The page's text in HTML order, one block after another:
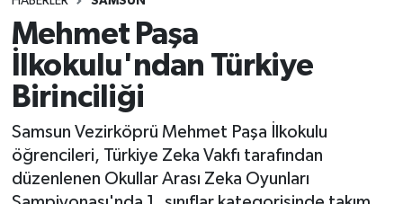
Mehmet Paşa
İlkokulu'ndan Türkiye
Birinciliği
Samsun Vezirköprü Mehmet Paşa İlkokulu
öğrencileri, Türkiye Zeka Vakfı tarafından
düzenlenen Okullar Arası Zeka Oyunları
Sokak Röportajları
Genel
Dünya
Sağlık
Samsun Namaz Vakitleri
Samsun Trafik Yoğunluk Haritası
Süper Lig Puan Durumu ve Fikstür
Tüm Manşetler
Son Dakika Haberleri